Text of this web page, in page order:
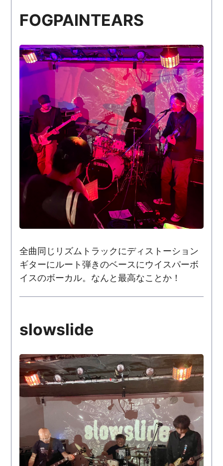
FOGPAINTEARS
全曲同じリズムトラックにディストーション
ギターにルート弾きのベースにウイスパーボ
イスのボーカル。なんと最高なことか！
slowslide